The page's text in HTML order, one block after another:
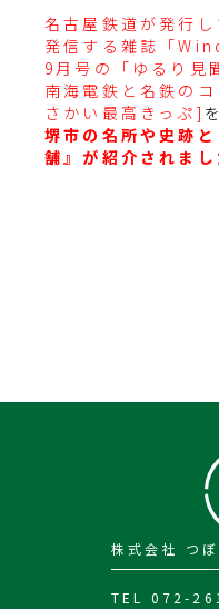
名古屋鉄道が発行
発信する雑誌「
9月号の「ゆるり見
南海電鉄と名鉄の
さかい最高きっぷ]
堺市の名所や史跡
舗』が紹介されまし
株式会社 つ
TEL 072-